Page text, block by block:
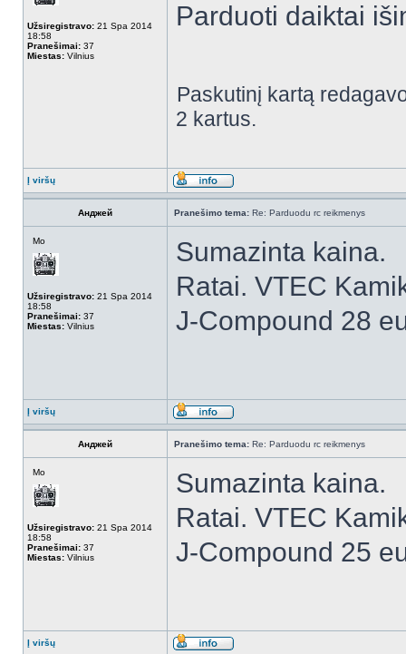
Užsiregistravo: 21 Spa 2014
18:58
Pranešimai: 37
Miestas: Vilnius
Parduoti daiktai
Paskutinį kartą
2 kartus.
Į viršų
Анджей Pranešimo tema: Re: Parduodu rc reikmenys
Mo
Užsiregistravo: 21 Spa 2014
18:58
Pranešimai: 37
Miestas: Vilnius
Sumazinta kaina.
Ratai. VTEC
J-Compound 28
Į viršų
Анджей Pranešimo tema: Re: Parduodu rc reikmenys
Mo
Užsiregistravo: 21 Spa 2014
18:58
Pranešimai: 37
Miestas: Vilnius
Sumazinta kaina.
Ratai. VTEC
J-Compound 25
Į viršų